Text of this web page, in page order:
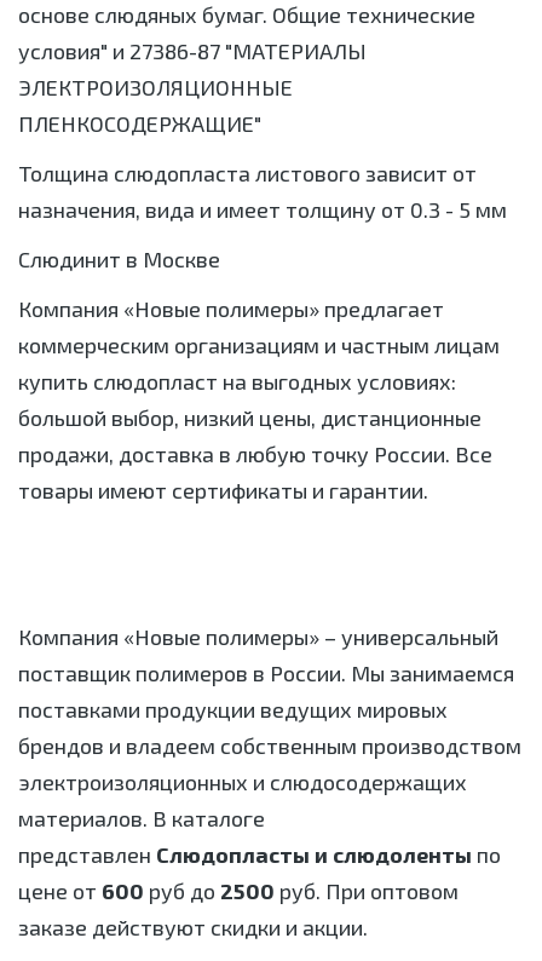
основе слюдяных бумаг. Общие технические
условия" и 27386-87 "МАТЕРИАЛЫ
ЭЛЕКТРОИЗОЛЯЦИОННЫЕ
ПЛЕНКОСОДЕРЖАЩИЕ"
Толщина слюдопласта листового зависит от
назначения, вида и имеет толщину от 0.3 - 5 мм
Слюдинит в Москве
Компания «Новые полимеры» предлагает
коммерческим организациям и частным лицам
купить слюдопласт на выгодных условиях:
большой выбор, низкий цены, дистанционные
продажи, доставка в любую точку России. Все
товары имеют сертификаты и гарантии.
Компания «Новые полимеры» – универсальный
поставщик полимеров в России. Мы занимаемся
поставками продукции ведущих мировых
брендов и владеем собственным производством
электроизоляционных и слюдосодержащих
материалов. В каталоге
представлен Слюдопласты и слюдоленты по
цене от 600 руб до 2500 руб. При оптовом
заказе действуют скидки и акции.